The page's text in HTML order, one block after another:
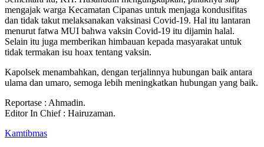
mengajak warga Kecamatan Cipanas untuk menjaga kondusifitas
dan tidak takut melaksanakan vaksinasi Covid-19. Hal itu lantaran
menurut fatwa MUI bahwa vaksin Covid-19 itu dijamin halal.
Selain itu juga memberikan himbauan kepada masyarakat untuk
tidak termakan isu hoax tentang vaksin.
Kapolsek menambahkan, dengan terjalinnya hubungan baik antara
ulama dan umaro, semoga lebih meningkatkan hubungan yang baik.
Reportase : Ahmadin.
Editor In Chief : Hairuzaman.
Kamtibmas